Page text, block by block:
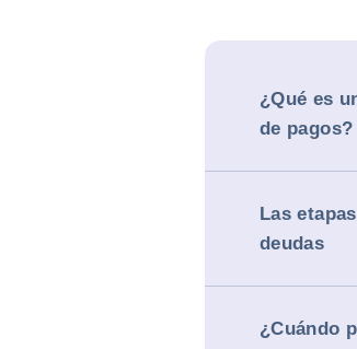
¿Qué es
de pagos?
Las
deudas
¿Cuándo